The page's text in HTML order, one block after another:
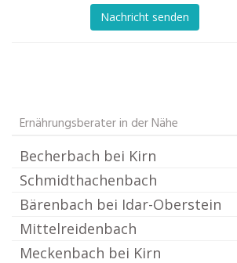
Nachricht senden
Ernährungsberater in der Nähe
Becherbach bei Kirn
Schmidthachenbach
Bärenbach bei Idar-Oberstein
Mittelreidenbach
Meckenbach bei Kirn